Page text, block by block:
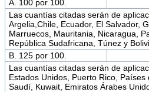
A. 100 por 100.
Las cuantías citadas serán de
Argelia,Chile, Ecuador, El Salvador,
Marruecos, Mauritania, Nicaragua,
República Sudafricana, Túnez y
B. 125 por 100.
Las cuantías citadas serán de
Estados Unidos, Puerto Rico, Países
Saudí, Kuwait, Emiratos Árabes